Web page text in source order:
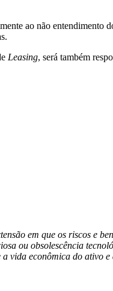
ao não entendimento
Leasing, será também
em que os riscos e
ou obsolescência
vida econômica do